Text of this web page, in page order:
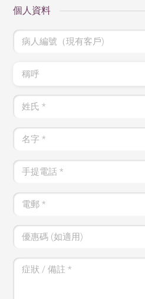
個人資料
病人編號（現有客戶)
稱呼
姓氏*
名字*
手提電話*
電郵*
優惠碼 (如適用)
症狀 / 備註*